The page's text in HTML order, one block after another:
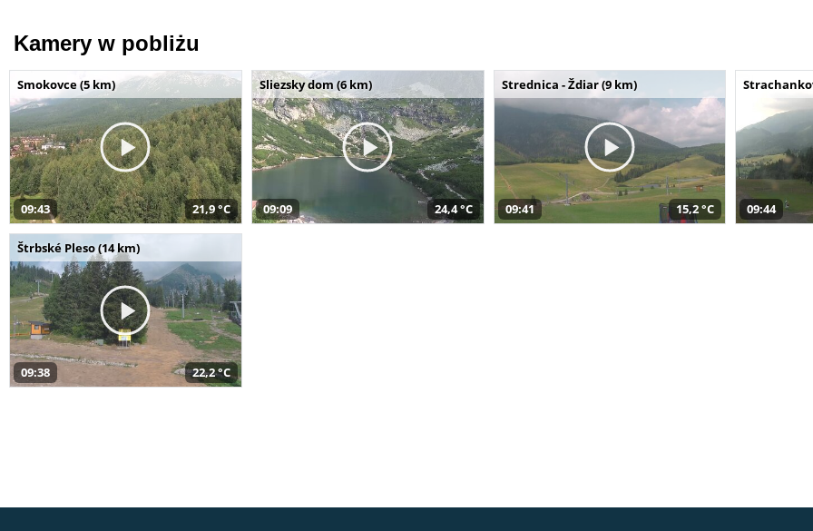
Kamery w pobliżu
Smokovce (5 km)
09:43 21,9 °C
Sliezsky dom (6 km)
09:09 24,4 °C
Strednica - Ždiar (9 km)
09:41 15,2 °C 09:44
Štrbské Pleso (14 km)
09:38 22,2 °C